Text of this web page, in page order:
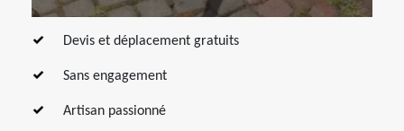
Devis et déplacement gratuits
Sans engagement
Artisan passionné